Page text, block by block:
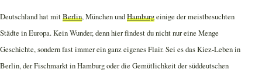
Deutschland hat mitBerlin, München undHamburgeinige der meistbesuchten
Städte in Europa. Kein Wunder, denn hier findest du nicht nur eine Menge
Geschichte, sondern fast immer ein ganz eigenes Flair. Sei es das Kiez-Leben in
Berlin, der Fischmarkt in Hamburg oder die Gemütlichkeit der süddeutschen